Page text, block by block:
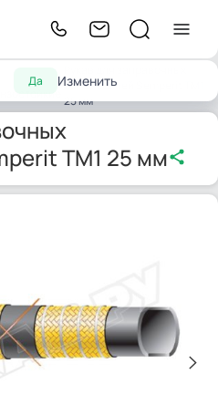
Да Изменить
автомобилей Semperit TM1
25 мм
TM1 25 мм